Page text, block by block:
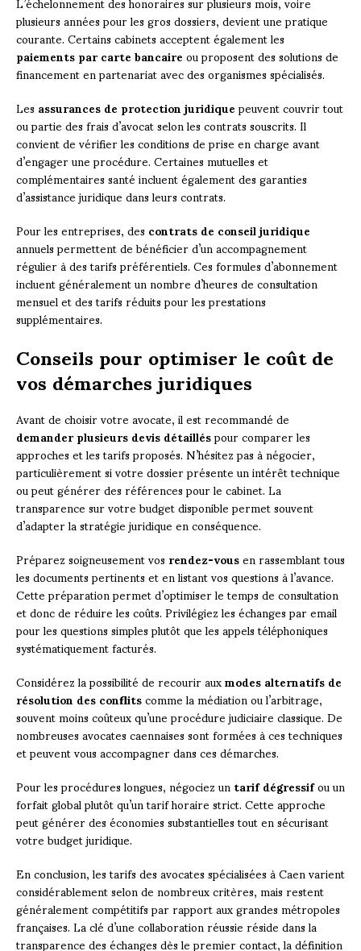
plusieurs années pour les gros dossiers, devient une pratique
courante. Certains cabinets acceptent également les
paiements par carte bancaireou proposent des solutions de
financement en partenariat avec des organismes spécialisés.
Lesassurances de protection juridiquepeuvent couvrir tout
ou partie des frais d’avocat selon les contrats souscrits. Il
convient de vérifier les conditions de prise en charge avant
d’engager une procédure. Certaines mutuelles et
complémentaires santé incluent également des garanties
d’assistance juridique dans leurs contrats.
Pour les entreprises, descontrats de conseil juridique
annuels permettent de bénéficier d’un accompagnement
régulier à des tarifs préférentiels. Ces formules d’abonnement
incluent généralement un nombre d’heures de consultation
mensuel et des tarifs réduits pour les prestations
supplémentaires.
Conseils pour optimiser le coût de
vos démarches juridiques
Avant de choisir votre avocate, il est recommandé de
demander plusieurs devis détailléspour comparer les
approches et les tarifs proposés. N’hésitez pas à négocier,
particulièrement si votre dossier présente un intérêt technique
ou peut générer des références pour le cabinet. La
transparence sur votre budget disponible permet souvent
d’adapter la stratégie juridique en conséquence.
Préparez soigneusement vosrendez-vousen rassemblant tous
les documents pertinents et en listant vos questions à l’avance.
Cette préparation permet d’optimiser le temps de consultation
et donc de réduire les coûts. Privilégiez les échanges par email
pour les questions simples plutôt que les appels téléphoniques
systématiquement facturés.
Considérez la possibilité de recourir auxmodes alternatifs de
résolution des conflitscomme la médiation ou l’arbitrage,
souvent moins coûteux qu’une procédure judiciaire classique. De
nombreuses avocates caennaises sont formées à ces techniques
et peuvent vous accompagner dans ces démarches.
Pour les procédures longues, négociez untarif dégressifou un
forfait global plutôt qu’un tarif horaire strict. Cette approche
peut générer des économies substantielles tout en sécurisant
votre budget juridique.
En conclusion, les tarifs des avocates spécialisées à Caen varient
considérablement selon de nombreux critères, mais restent
généralement compétitifs par rapport aux grandes métropoles
françaises. La clé d’une collaboration réussie réside dans la
transparence des échanges dès le premier contact, la définition